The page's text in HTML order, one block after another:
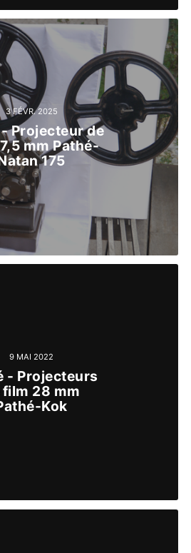
3 FÉVR. 2025
Projecteur de
mm Pathé-
175
9 MAI 2022
- Projecteurs
film 28 mm
Kok